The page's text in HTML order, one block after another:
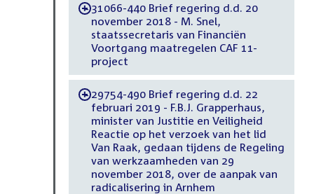
-31066-440 Brief regering d.d. 20
november 2018 - M. Snel,
staatssecretaris van Financiën
Voortgang maatregelen CAF 11-
project
-29754-490 Brief regering d.d. 22
februari 2019 - F.B.J. Grapperhaus,
minister van Justitie en Veiligheid
Reactie op het verzoek van het lid
Van Raak, gedaan tijdens de Regeling
van werkzaamheden van 29
november 2018, over de aanpak van
radicalisering in Arnhem